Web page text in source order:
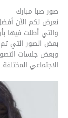
صور صبا مبارك
نعرض لكم الآن أفضل
والتي أطلت فيها
بعض الصور التي تم
وبعض جلسات
الاجتماعي المختلفة.